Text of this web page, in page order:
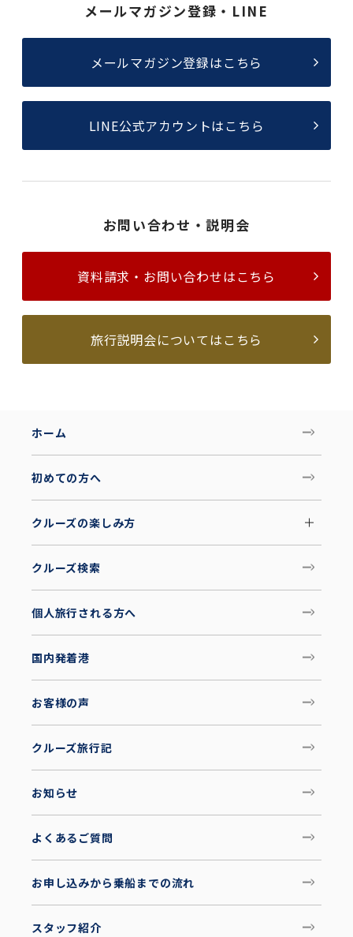
メールマガジン登録・LINE
メールマガジン登録はこちら
LINE公式アカウントはこちら
お問い合わせ・説明会
資料請求・お問い合わせはこちら
旅行説明会についてはこちら
ホーム
初めての方へ
クルーズの楽しみ方
クルーズ検索
個人旅行される方へ
国内発着港
お客様の声
クルーズ旅行記
お知らせ
よくあるご質問
お申し込みから乗船までの流れ
スタッフ紹介